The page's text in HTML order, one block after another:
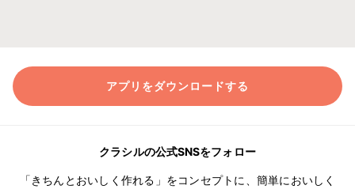
アプリをダウンロードする
クラシルの公式SNSをフォロー
「きちんとおいしく作れる」をコンセプトに、簡単においしく